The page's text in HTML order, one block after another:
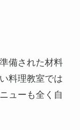
備された材料
料理教室では
ューも全く自